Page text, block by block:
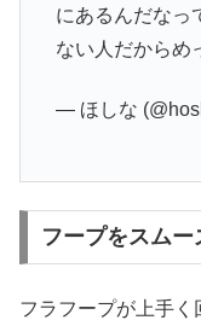
にあるんだなっ
ない人だからめ
— ほしな
フープをスム
フラフープが上手く